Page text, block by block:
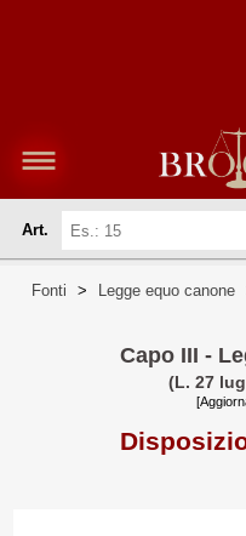
Art.
Fonti > Legge equo canone
Capo III -
(L. 27